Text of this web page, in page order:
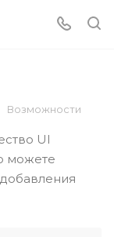
Возможности
UI
можете